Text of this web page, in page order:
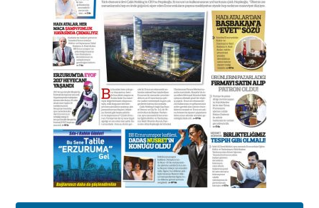
Kadir SABUNCUOĞLU
Erzurumspor’un köşe taşları
29 Haziran 2026 Pazartesi
Kenan GÜLERCİ
Murat Şahsuvaroğlu ERKON’da
çıtayı yukarı taşırken,
yönetimdekiler aşağı
çekmemeli!
17 Şubat 2026 SalıOrhan BOZKURT
Bir fotoğraf, bir şehir, bir